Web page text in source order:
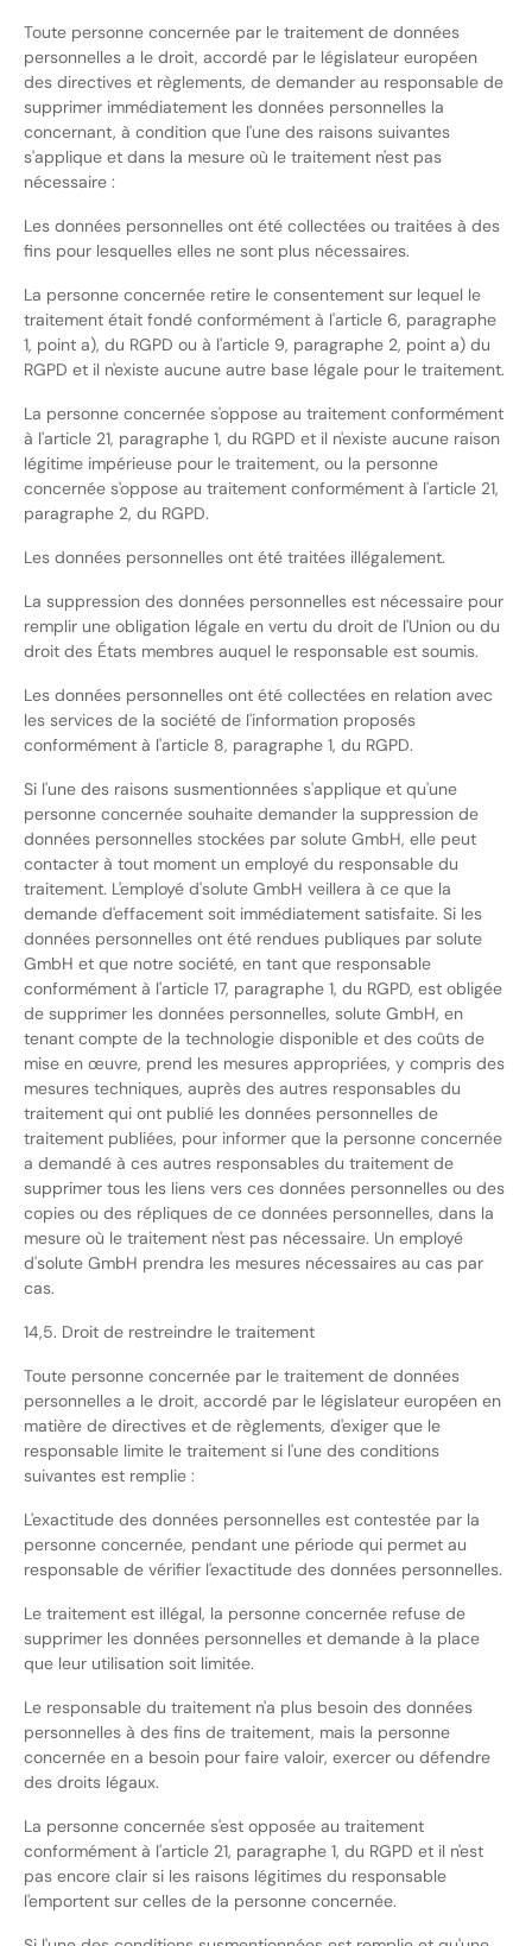
Toute personne concernée par le traitement de données
personnelles a le droit, accordé par le législateur européen
des directives et règlements, de demander au responsable de
supprimer immédiatement les données personnelles la
concernant, à condition que l'une des raisons suivantes
s'applique et dans la mesure où le traitement n'est pas
nécessaire :
Les données personnelles ont été collectées ou traitées à des
fins pour lesquelles elles ne sont plus nécessaires.
La personne concernée retire le consentement sur lequel le
traitement était fondé conformément à l'article 6, paragraphe
1, point a), du RGPD ou à l'article 9, paragraphe 2, point a) du
RGPD et il n'existe aucune autre base légale pour le traitement.
La personne concernée s'oppose au traitement conformément
à l'article 21, paragraphe 1, du RGPD et il n'existe aucune raison
légitime impérieuse pour le traitement, ou la personne
concernée s'oppose au traitement conformément à l'article 21,
paragraphe 2, du RGPD.
Les données personnelles ont été traitées illégalement.
La suppression des données personnelles est nécessaire pour
remplir une obligation légale en vertu du droit de l'Union ou du
droit des États membres auquel le responsable est soumis.
Les données personnelles ont été collectées en relation avec
les services de la société de l'information proposés
conformément à l'article 8, paragraphe 1, du RGPD.
Si l'une des raisons susmentionnées s'applique et qu'une
personne concernée souhaite demander la suppression de
données personnelles stockées par solute GmbH, elle peut
contacter à tout moment un employé du responsable du
traitement. L'employé d'solute GmbH veillera à ce que la
demande d'effacement soit immédiatement satisfaite. Si les
données personnelles ont été rendues publiques par solute
GmbH et que notre société, en tant que responsable
conformément à l'article 17, paragraphe 1, du RGPD, est obligée
de supprimer les données personnelles, solute GmbH, en
tenant compte de la technologie disponible et des coûts de
mise en œuvre, prend les mesures appropriées, y compris des
mesures techniques, auprès des autres responsables du
traitement qui ont publié les données personnelles de
traitement publiées, pour informer que la personne concernée
a demandé à ces autres responsables du traitement de
supprimer tous les liens vers ces données personnelles ou des
copies ou des répliques de ce données personnelles, dans la
mesure où le traitement n'est pas nécessaire. Un employé
d'solute GmbH prendra les mesures nécessaires au cas par
cas.
14,5. Droit de restreindre le traitement
Toute personne concernée par le traitement de données
personnelles a le droit, accordé par le législateur européen en
matière de directives et de règlements, d'exiger que le
responsable limite le traitement si l'une des conditions
suivantes est remplie :
L'exactitude des données personnelles est contestée par la
personne concernée, pendant une période qui permet au
responsable de vérifier l'exactitude des données personnelles.
Le traitement est illégal, la personne concernée refuse de
supprimer les données personnelles et demande à la place
que leur utilisation soit limitée.
Le responsable du traitement n'a plus besoin des données
personnelles à des fins de traitement, mais la personne
concernée en a besoin pour faire valoir, exercer ou défendre
des droits légaux.
La personne concernée s'est opposée au traitement
conformément à l'article 21, paragraphe 1, du RGPD et il n'est
pas encore clair si les raisons légitimes du responsable
l'emportent sur celles de la personne concernée.